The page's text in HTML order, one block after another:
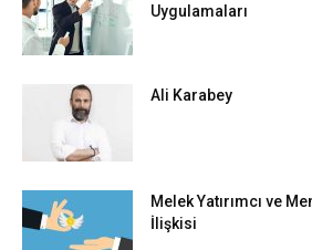
Uygulamaları
Ali Karabey
Melek Yatırımcı ve
İlişkisi